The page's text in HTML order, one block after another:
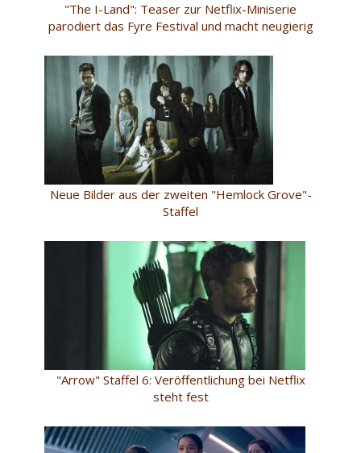
"The I-Land": Teaser zur Netflix-Miniserie
parodiert das Fyre Festival und macht neugierig
Neue Bilder aus der zweiten "Hemlock Grove"-
Staffel
"Arrow" Staffel 6: Veröffentlichung bei Netflix
steht fest